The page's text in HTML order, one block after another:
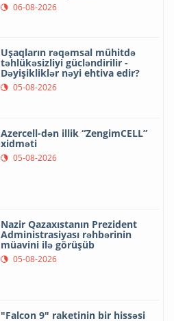
06-08-2026
Uşaqların rəqəmsal mühitdə
təhlükəsizliyi gücləndirilir -
Dəyişikliklər nəyi ehtiva edir?
05-08-2026
Azercell-dən illik “ZengimCELL”
xidməti
05-08-2026
Nazir Qazaxıstanın Prezident
Administrasiyası rəhbərinin
müavini ilə görüşüb
05-08-2026
"Falcon 9" raketinin bir hissəsi